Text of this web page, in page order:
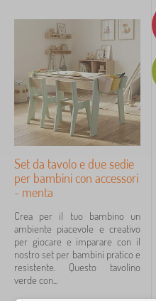
Esecuzione
seggiolone
12
impostato
11
tavolino da caffè
10
Design di mobili
pannello MDF laminato
Scheda MDF
3
dal massiccio
Set da tavolo e due sedie
per bambini con accessori
- menta
Crea per il tuo bambino un
ambiente piacevole e creativo
per giocare e imparare con il
nostro set per bambini pratico e
resistente. Questo tavolino
verde con...